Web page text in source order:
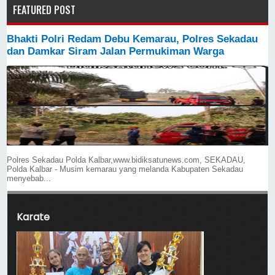
FEATURED POST
Bhakti Polri Redam Debu Kemarau, Polres Sekadau
dan Damkar Siram Jalan Permukiman Warga
Polres Sekadau Polda Kalbar,www.bidiksatunews.com, SEKADAU,
Polda Kalbar - Musim kemarau yang melanda Kabupaten Sekadau
menyebab...
Karate